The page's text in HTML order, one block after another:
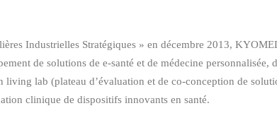
Industrielles Stratégiques » en décembre 2013,
de solutions de e-santé et de médecine
living lab (plateau d’évaluation et de co-conception de
clinique de dispositifs innovants en santé.